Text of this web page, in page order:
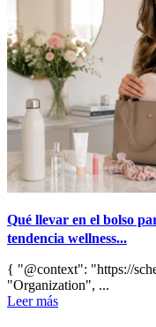
Qué llevar en el bolso
tendencia wellness...
{ "@context": "https://
"Organization", ...
Leer más